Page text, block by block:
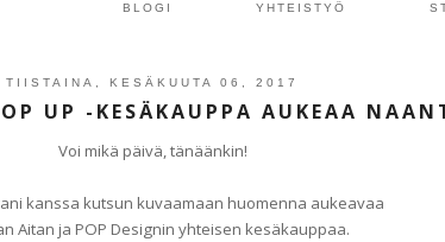
BLOGI YHTEISTYÖ
TIISTAINA, KESÄKUUTA 06, 2017
UP -KESÄKAUPPA AUKEAA
Voi mikä päivä, tänäänkin!
kanssa kutsun kuvaamaan huomenna aukeavaa
Aitan ja POP Designin yhteisen kesäkauppaa.